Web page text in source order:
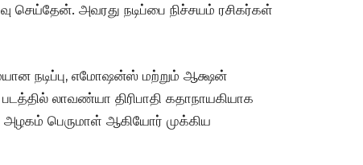
அவரது நடிப்பை நிச்சயம் ரசிகர்கள்
நடிப்பு, எமோஷன்ஸ் மற்றும் ஆக்ஷன்
லாவண்யா திரிபாதி கதாநாயகியாக
அழகம் பெருமாள் ஆகியோர் முக்கிய